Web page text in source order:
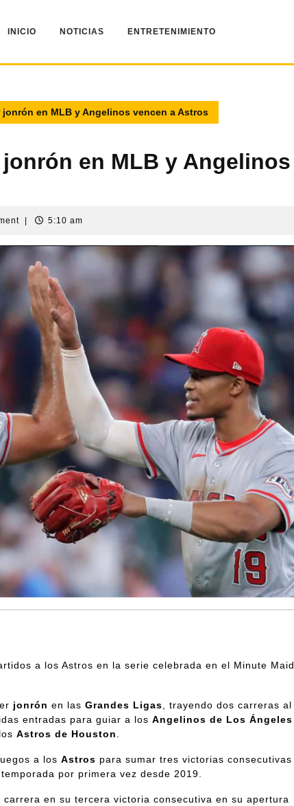
INICIO NOTICIAS ENTRETENIMIENTO
jonrón en MLB y Angelinos vencen a Astros
en MLB y Angelinos
5:10 am
a los Astros en la serie celebrada en el Minute Maid
jonrón en las Grandes Ligas, trayendo dos carreras al
entradas para guiar a los Angelinos de Los Ángeles
Astros de Houston.
a los Astros para sumar tres victorias consecutivas
por primera vez desde 2019.
en su tercera victoria consecutiva en su apertura